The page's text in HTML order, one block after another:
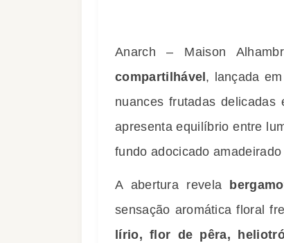
Anarch – Maison
compartilhável , lançada
nuances frutadas
apresenta equilíbrio entre
fundo adocicado
A abertura revela
sensação aromática floral
lírio, flor de pêra,